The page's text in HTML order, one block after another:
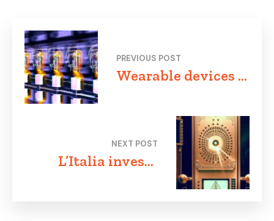
PREVIOUS POST
Wearable devices e
parametri vitali:
come la tecnologia
indossabile sta
cambiando la
nostra salute
NEXT POST
L’Italia investe